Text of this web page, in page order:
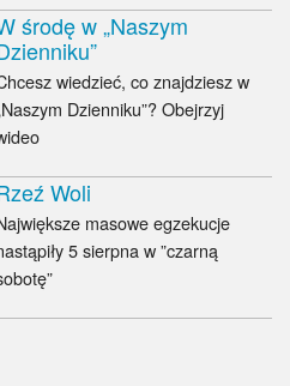
środę w „Naszym
wiedzieć, co znajdziesz w
Dzienniku”? Obejrzyj
Woli
masowe egzekucje
5 sierpna w ”czarną